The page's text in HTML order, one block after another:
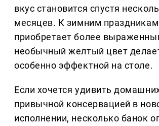
вкус становится спустя
месяцев. К зимним праздникам
приобретает более
необычный желтый цвет
особенно эффектной на столе.
Если хочется удивить
привычной консервацией в
исполнении, несколько банок